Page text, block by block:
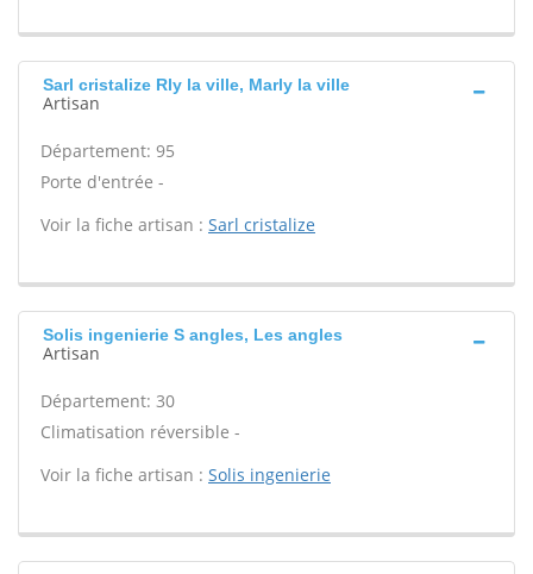
Sarl cristalize Rly la ville, Marly la ville
Artisan
Département: 95
Porte d'entrée -
Voir la fiche artisan : Sarl cristalize
Solis ingenierie S angles, Les angles
Artisan
Département: 30
Climatisation réversible -
Voir la fiche artisan : Solis ingenierie